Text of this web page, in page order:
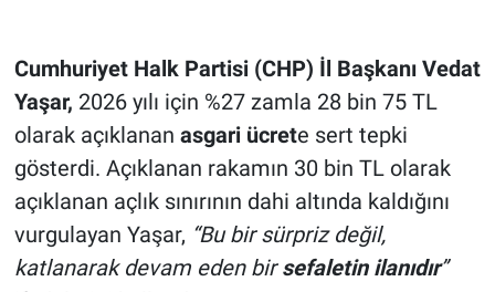
Cumhuriyet Halk Partisi (CHP) İl Başkanı Vedat
Yaşar, 2026 yılı için %27 zamla 28 bin 75 TL
olarak açıklanan asgari ücrete sert tepki
gösterdi. Açıklanan rakamın 30 bin TL olarak
açıklanan açlık sınırının dahi altında kaldığını
vurgulayan Yaşar, “Bu bir sürpriz değil,
katlanarak devam eden birsefaletin ilanıdır”